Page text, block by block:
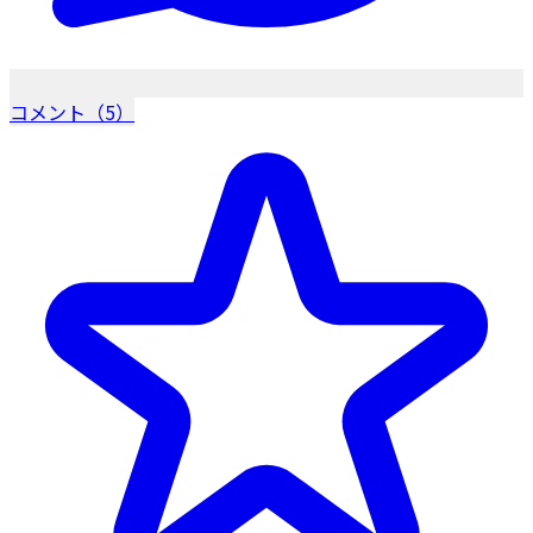
コメント（5）